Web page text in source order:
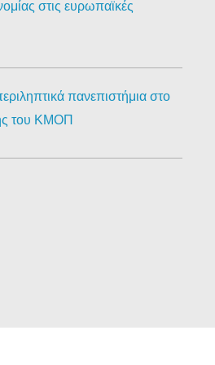
στις ευρωπαϊκές
πανεπιστήμια στο
του ΚΜΟΠ